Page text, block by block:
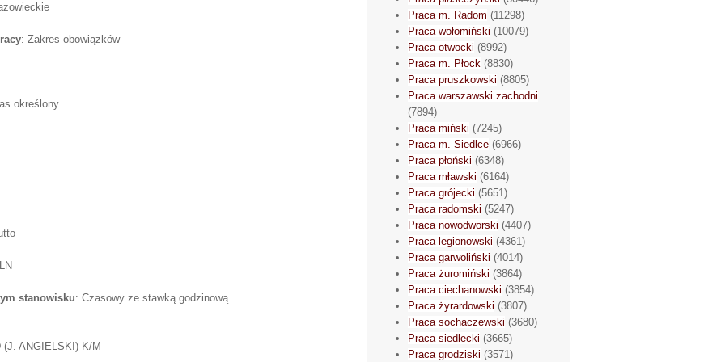
: Zakres obowiązków
określony
stanowisku: Czasowy ze stawką godzinową
ANGIELSKI) K/M
Praca m. Radom (11298)
Praca wołomiński (10079)
Praca otwocki (8992)
Praca m. Płock (8830)
Praca pruszkowski (8805)
Praca warszawski zachodni
(7894)
Praca miński (7245)
Praca m. Siedlce (6966)
Praca płoński (6348)
Praca mławski (6164)
Praca grójecki (5651)
Praca radomski (5247)
Praca nowodworski (4407)
Praca legionowski (4361)
Praca garwoliński (4014)
Praca żuromiński (3864)
Praca ciechanowski (3854)
Praca żyrardowski (3807)
Praca sochaczewski (3680)
Praca siedlecki (3665)
Praca grodziski (3571)